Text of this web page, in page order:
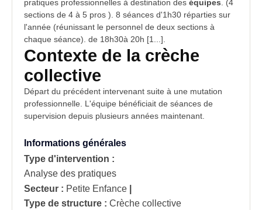
pratiques professionnelles à destination des équipes . (4
sections de 4 à 5 pros ). 8 séances d'1h30 réparties sur
l'année (réunissant le personnel de deux sections à
chaque séance). de 18h30à 20h [1...].
Contexte de la crèche
collective
Départ du précédent intervenant suite à une mutation
professionnelle. L'équipe bénéficiait de séances de
supervision depuis plusieurs années maintenant.
Informations générales
Type d'intervention :
Analyse des pratiques
Secteur : Petite Enfance
Type de structure : Crèche collective